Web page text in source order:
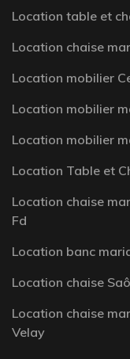
Location table et
Location chaise
Location mobilier
Location mobilier
Location mobilier
Location Table et
Location chaise
Fd
Location banc
Location chaise
Location chaise
Velay